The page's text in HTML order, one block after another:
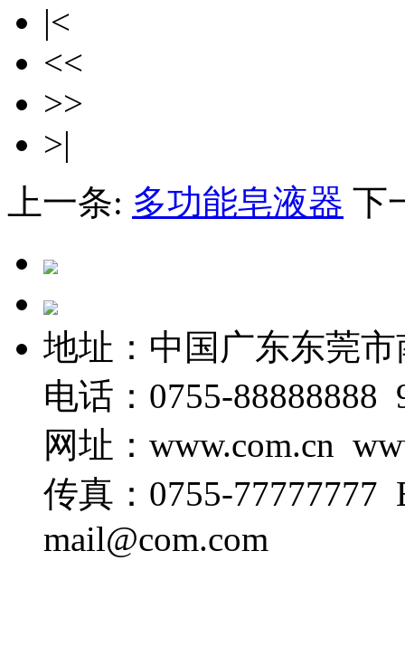
|<
<<
>>
>|
上一条: 多功能皂液器 下
地址：中国广东东莞
电话：0755-88888888
网址：www.com.cn
传真：0755-77777777
mail@com.com